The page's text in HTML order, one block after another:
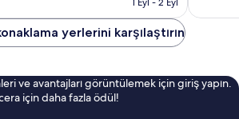
yerlerini karşılaştırın
ve avantajları görüntülemek için giriş yapın.
için daha fazla ödül!